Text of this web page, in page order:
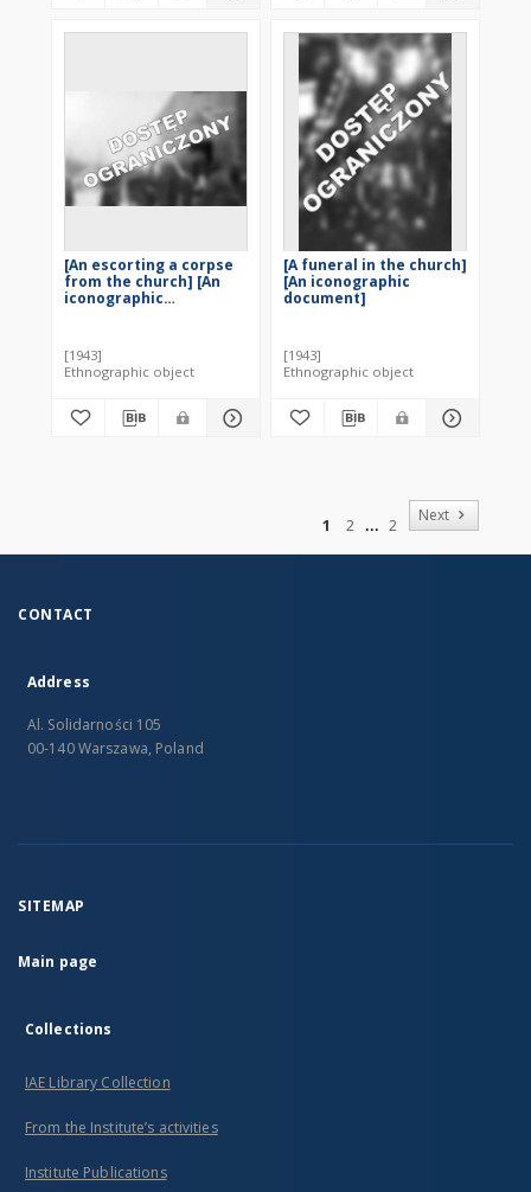
[An escorting a corpse
from the church] [An
iconographic
[1943]
Ethnographic object
[A funeral in the church]
[An iconographic
document]
[1943]
Ethnographic object
1 2
2
Next
CONTACT
Address
Al. Solidarności 105
00-140 Warszawa, Poland
SITEMAP
Main page
Collections
IAE Library Collection
From the Institute’s activities
Institute Publications